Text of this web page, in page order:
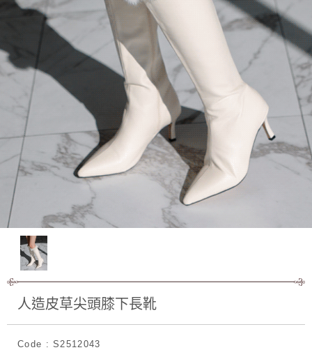
人造皮草尖頭膝下長靴
Code : S2512043